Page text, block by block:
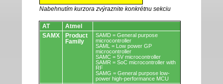
Nabehnutím kurzora zvýraznite konkrétnu sekciu
Obvody.
AT
Atmel
SAMX
Product
Family
SAMD = General purpose
microcontroller
SAML = Low power GP
microcontroller
SAMC = 5V microcontroller
SAMR = SoC microcontroller with
RF
SAMG = General purpose low-
power high-performance MCU